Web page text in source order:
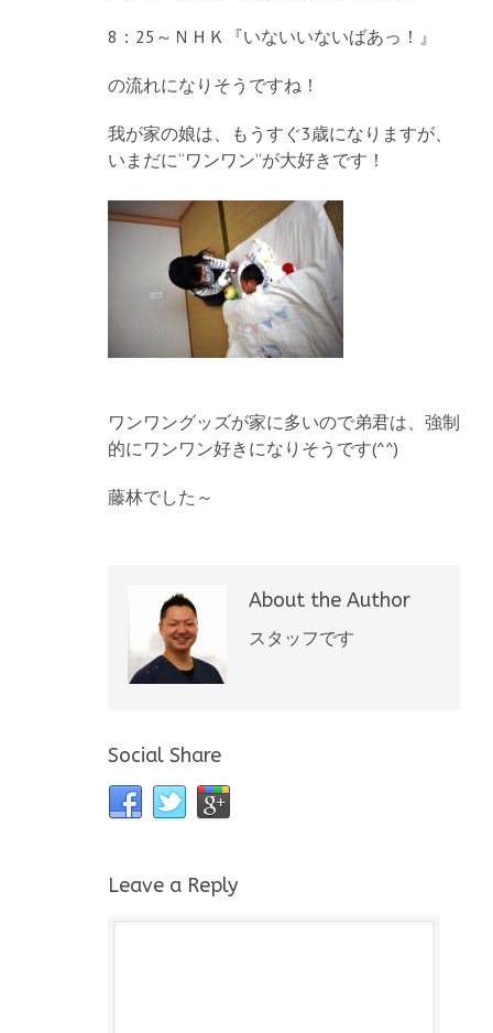
8：25～ＮＨＫ『いないいないばあっ！』
の流れになりそうですね！
我が家の娘は、もうすぐ3歳になりますが、
いまだに“ワンワン”が大好きです！
ワンワングッズが家に多いので弟君は、強制
的にワンワン好きになりそうです(^^)
藤林でした～
About the Author
スタッフです
Social Share
Leave a Reply